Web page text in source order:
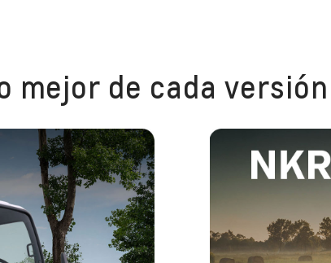
mejor de cada versión